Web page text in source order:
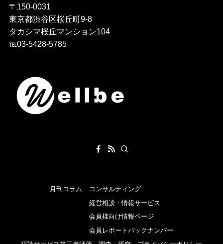
〒150-0031
東京都渋谷区桜丘町9-8
タカシマ桜丘マンション104
℡03-5428-5785
月刊コラム
コンサルティング
経営相談・情報サービス
会員様向け情報ページ
会員レポートバックナンバー